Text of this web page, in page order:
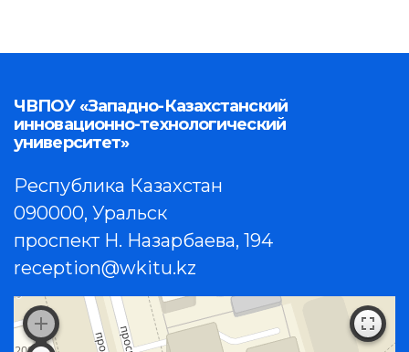
ЧВПОУ «Западно-Казахстанский
инновационно-технологический
университет»
Республика Казахстан
090000, Уральск
проспект Н. Назарбаева, 194
reception@wkitu.kz